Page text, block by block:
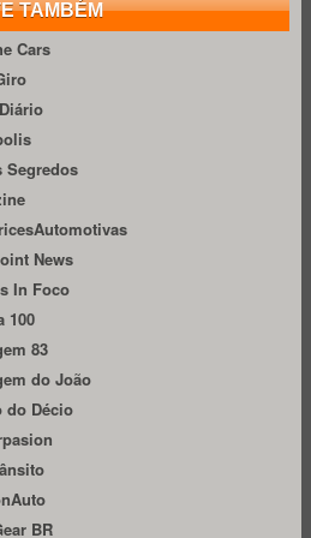
TAMBÉM
Cars
Segredos
News
In Foco
100
83
do João
do Décio
BR